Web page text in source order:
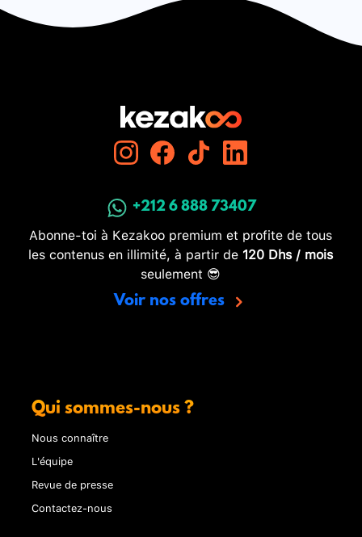
+212 6 888 73407
Abonne-toi à Kezakoo premium et profite de tous
les contenus en illimité, à partir de 120 Dhs / mois
seulement 😎
Voir nos offres
Qui sommes-nous ?
Nous connaître
L'équipe
Revue de presse
Contactez-nous